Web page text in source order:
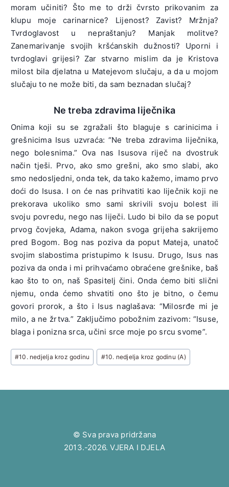
moram učiniti? Što me to drži čvrsto prikovanim za
klupu moje carinarnice? Lijenost? Zavist? Mržnja?
Tvrdoglavost u nepraštanju? Manjak molitve?
Zanemarivanje svojih kršćanskih dužnosti? Uporni i
tvrdoglavi grijesi? Zar stvarno mislim da je Kristova
milost bila djelatna u Matejevom slučaju, a da u mojom
slučaju to ne može biti, da sam beznadan slučaj?
Ne treba zdravima liječnika
Onima koji su se zgražali što blaguje s carinicima i
grešnicima Isus uzvraća: “Ne treba zdravima liječnika,
nego bolesnima.” Ova nas Isusova riječ na dvostruk
način tješi. Prvo, ako smo grešni, ako smo slabi, ako
smo nedosljedni, onda tek, da tako kažemo, imamo prvo
doći do Isusa. I on će nas prihvatiti kao liječnik koji ne
prekorava ukoliko smo sami skrivili svoju bolest ili
svoju povredu, nego nas liječi. Ludo bi bilo da se poput
prvog čovjeka, Adama, nakon svoga grijeha sakrijemo
pred Bogom. Bog nas poziva da poput Mateja, unatoč
svojim slabostima pristupimo k Isusu. Drugo, Isus nas
poziva da onda i mi prihvaćamo obraćene grešnike, baš
kao što to on, naš Spasitelj čini. Onda ćemo biti slični
njemu, onda ćemo shvatiti ono što je bitno, o čemu
govori prorok, a što i Isus naglašava: “Milosrđe mi je
milo, a ne žrtva.” Zaključimo pobožnim zazivom: “Isuse,
blaga i ponizna srca, učini srce moje po srcu svome”.
Post
Tags:
#10. nedjelja kroz godinu #10. nedjelja kroz godinu (A)
© Sva prava pridržana
2013.-2026. VJERA I DJELA